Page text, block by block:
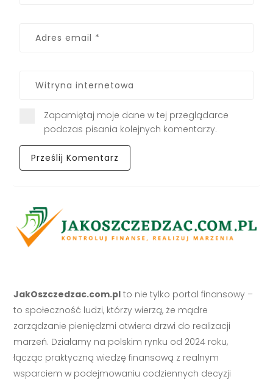
Zapamiętaj moje dane w tej przeglądarce
podczas pisania kolejnych komentarzy.
JakOszczedzac.com.pl to nie tylko portal finansowy –
to społeczność ludzi, którzy wierzą, że mądre
zarządzanie pieniędzmi otwiera drzwi do realizacji
marzeń. Działamy na polskim rynku od 2024 roku,
łącząc praktyczną wiedzę finansową z realnym
wsparciem w podejmowaniu codziennych decyzji